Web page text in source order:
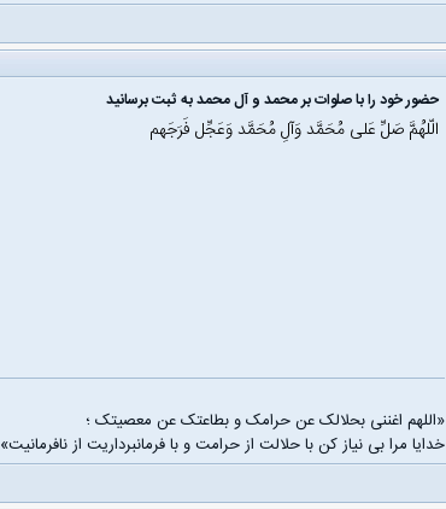
حضور خود را با صلوات بر محمد و آل محمد به ثبت برسانید
الّلهُمَّ صَلِّ عَلی مُحَمَّد وَآلِ مُحَمَّد وَعَجِّل فَرَجَهم
«اللهم اغننی بحلالک عن حرامک و بطاعتک عن معصیتک ؛
خدایا مرا بی نیاز کن با حلالت از حرامت و با فرمانبرداریت از نافرمانیت»